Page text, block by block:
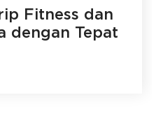
Fitness dan
dengan Tepat